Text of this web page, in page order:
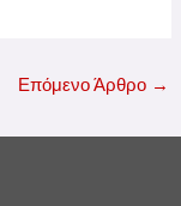
Επόμενο Άρθρο →